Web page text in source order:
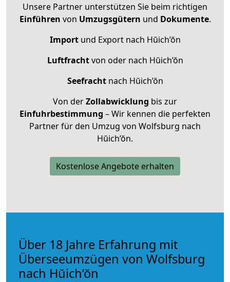
Unsere Partner unterstützen Sie beim richtigen
Einführen von Umzugsgütern und Dokumente.
Importund Export nach Hŭich’ŏn
Luftfrachtvon oder nach Hŭich’ŏn
Seefrachtnach Hŭich’ŏn
Von derZollabwicklung bis zur
Einfuhrbestimmung – Wir kennen die perfekten
Partner für den Umzug von Wolfsburg nach
Hŭich’ŏn.
Kostenlose Angebote erhalten
Über 18 Jahre Erfahrung mit
Überseeumzügen von Wolfsburg
nach Hŭich’ŏn